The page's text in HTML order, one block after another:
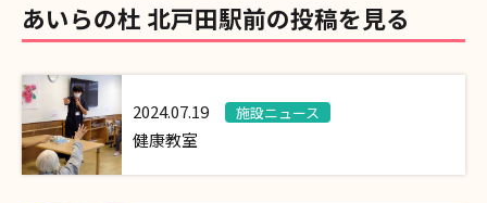
あいらの杜 北戸田駅前の投稿を見る
2024.07.19 施設ニュース
健康教室